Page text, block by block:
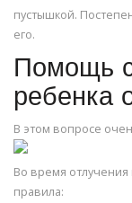
пустышкой.
его.
Помощь
ребенка
В этом вопросе
Во время
правила: